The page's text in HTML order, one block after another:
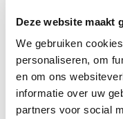
Deze website maakt
We gebruiken
personaliseren, om
en om ons
informatie over uw
partners voor social
Kleur: Brons patina